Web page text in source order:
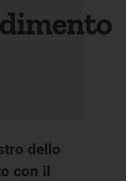
dello
con il